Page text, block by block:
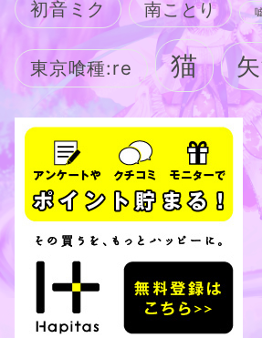
初音ミク 南ことり
東京喰種:re 猫